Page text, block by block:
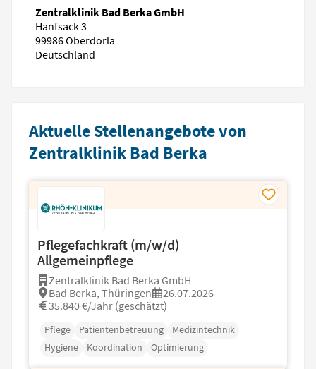
Zentralklinik Bad Berka GmbH
Hanfsack 3
99986 Oberdorla
Deutschland
Aktuelle Stellenangebote von
Zentralklinik Bad Berka
Pflegefachkraft (m/w/d)
Allgemeinpflege
Zentralklinik Bad Berka GmbH
Bad Berka, Thüringen
26.07.2026
35.840 €/Jahr (geschätzt)
Pflege Patientenbetreuung
Medizintechnik
Hygiene
Koordination Optimierung